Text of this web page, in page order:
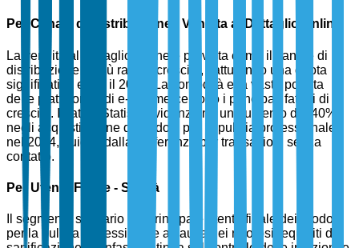
Per Canale di Distribuzione - Vendita al Dettaglio Online
La vendita al dettaglio online è prevista come il canale di
distribuzione in più rapida crescita, catturando una quota
significativa entro il 2025. La comodità e la vasta portata
delle piattaforme di e-commerce sono i principali fattori di
crescita. I dati di Statista evidenziano un aumento del 40%
negli acquisti online di prodotti per la pulizia professionale
nel 2024, guidati dalla preferenza per transazioni senza
contatto.
Per Utente Finale - Sanità
Il segmento sanitario è il principale utente finale dei prodotti
per la pulizia professionale a causa dei rigorosi requisiti di